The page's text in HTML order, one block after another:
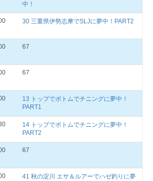
中！
30 三重県伊勢志摩でSLJに夢中！PART2
67
67
13 トップでボトムでチニングに夢中！
PART1
14 トップでボトムでチニングに夢中！
PART2
67
41 秋の淀川 エサ＆ルアーでハゼ釣りに夢